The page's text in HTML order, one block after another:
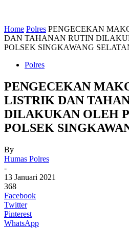
Home Polres PENGECEKAN
DAN TAHANAN RUTIN
POLSEK SINGKAWANG
Polres
PENGECEKAN
LISTRIK DAN
DILAKUKAN OLEH
POLSEK
By
Humas Polres
-
13 Januari 2021
368
Facebook
Twitter
Pinterest
WhatsApp